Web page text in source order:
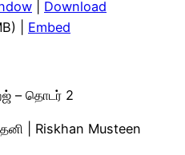
Download
| Embed
– தொடர் 2
| Riskhan Musteen